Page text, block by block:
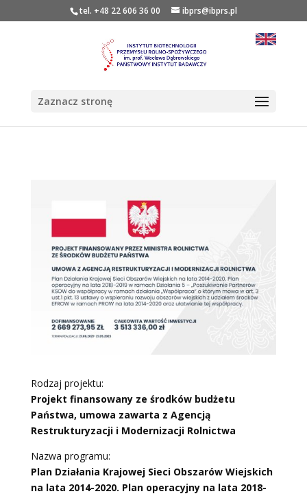
tel. +48 22 606 36 00 ibprs@ibprs.pl
Zaznacz stronę
Rodzaj projektu:
Projekt finansowany ze środków budżetu
Państwa, umowa zawarta z Agencją
Restrukturyzacji i Modernizacji Rolnictwa
Nazwa programu:
Plan Działania Krajowej Sieci Obszarów Wiejskich
na lata 2014-2020. Plan operacyjny na lata 2018-